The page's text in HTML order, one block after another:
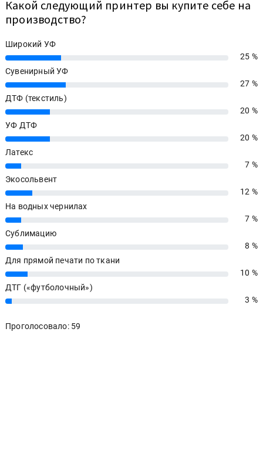
Какой следующий принтер вы купите себе на
производство?
Широкий УФ
25%
25 %
Сувенирный УФ
27%
27 %
ДТФ (текстиль)
20%
20 %
УФ ДТФ
20%
20 %
Латекс
7%
7 %
Экосольвент
12%
12 %
На водных чернилах
7%
7 %
Сублимацию
8%
8 %
Для прямой печати по ткани
10%
10 %
ДТГ («футболочный»)
3% 3 %
Проголосовало: 59